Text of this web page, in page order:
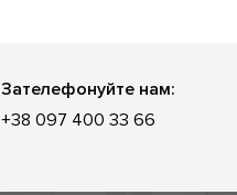
Зателефонуйте нам:
+38 097 400 33 66